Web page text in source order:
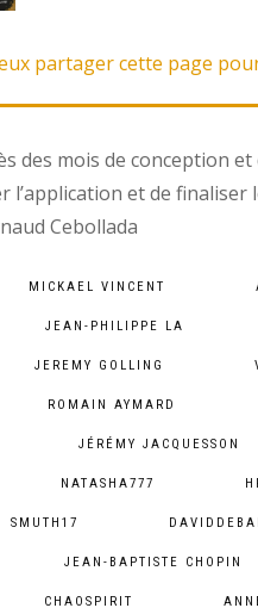
partager cette page
des mois de conception
l’application et de finaliser
Cebollada
MICKAEL VINCENT
JEAN-PHILIPPE LA
JEREMY GOLLING
ROMAIN AYMARD
JÉRÉMY JACQUESSON
NATASHA777
SMUTH17
JEAN-BAPTISTE CHOPIN
CHAOSPIRIT